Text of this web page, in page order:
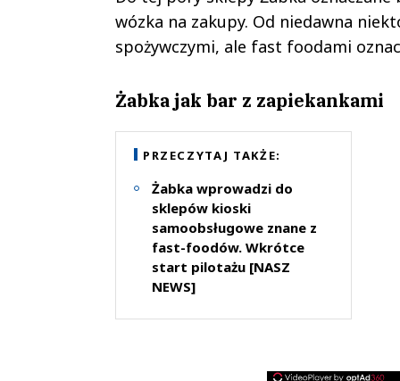
wózka na zakupy. Od niedawna
spożywczymi, ale fast foodami
Żabka jak bar z zapiekankami
PRZECZYTAJ TAKŻE:
Żabka wprowadzi do
sklepów kioski
samoobsługowe znane z
fast-foodów. Wkrótce
start pilotażu [NASZ
NEWS]